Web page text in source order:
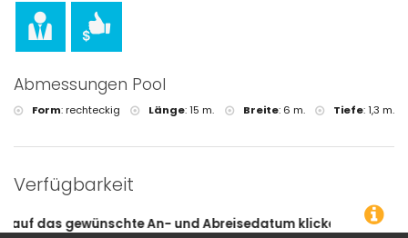
Abmessungen Pool
Form:rechteckig Länge:15 m. Breite: 6 m. Tiefe:1,3 m.
Verfügbarkeit
klicken!